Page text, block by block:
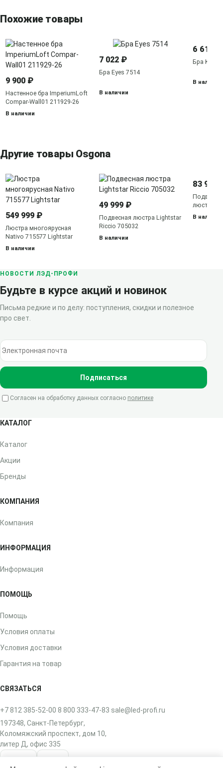
Похожие товары
9 900 ₽
Настенное бра ImperiumLoft
Compar-Wall01 211929-26
В наличии
7 022 ₽
Бра Eyes 7514
В наличии
6 617 ₽
Бра
В наличии
Другие товары Osgona
549 999 ₽
Люстра многоярусная
Nativo 715577 Lightstar
В наличии
49 999 ₽
Подвесная люстра Lightstar
Riccio 705032
В наличии
83 999
люстра
790111
В наличии
НОВОСТИ ЛЭД-ПРОФИ
Будьте в курсе акций и новинок
Письма редкие и по делу: поступления, скидки и полезное
про свет.
Электронная почта
Подписаться
Согласен на обработку данных согласно политике
КАТАЛОГ
Каталог
Акции
Бренды
КОМПАНИЯ
Компания
ИНФОРМАЦИЯ
Информация
ПОМОЩЬ
Помощь
Условия оплаты
Условия доставки
Гарантия на товар
СВЯЗАТЬСЯ
+7 812 385-52-00 8 800 333-47-83 sale@led-profi.ru
197348, Санкт-Петербург,
Коломяжский проспект, дом 10,
литер Д, офис 335